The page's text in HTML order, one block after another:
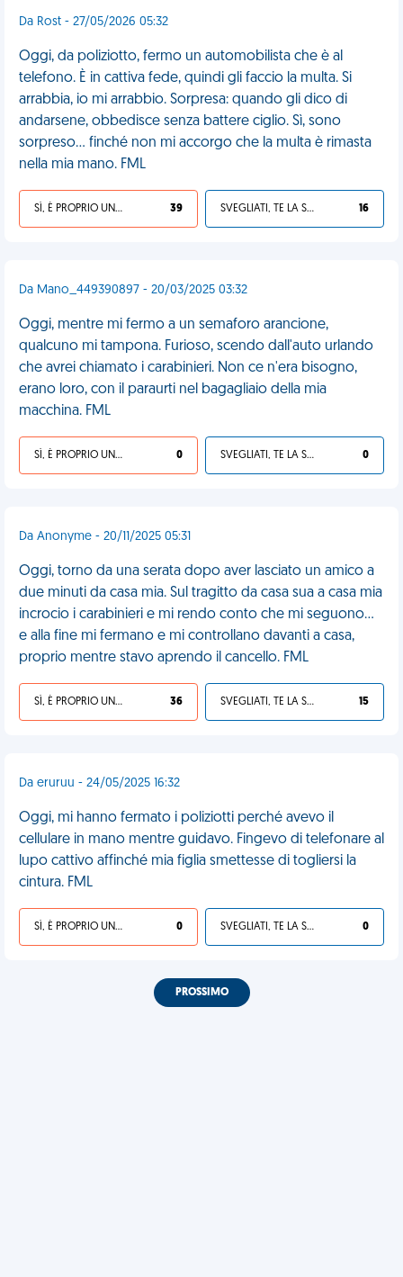
Da Rost - 27/05/2026 05:32
Oggi, da poliziotto, fermo un automobilista che è al
telefono. È in cattiva fede, quindi gli faccio la multa. Si
arrabbia, io mi arrabbio. Sorpresa: quando gli dico di
andarsene, obbedisce senza battere ciglio. Sì, sono
sorpreso… finché non mi accorgo che la multa è rimasta
nella mia mano. FML
SÌ, È PROPRIO UNA VDM! 39 SVEGLIATI, TE LA SEI CERCATA! 16
Da Mano_449390897 - 20/03/2025 03:32
Oggi, mentre mi fermo a un semaforo arancione,
qualcuno mi tampona. Furioso, scendo dall'auto urlando
che avrei chiamato i carabinieri. Non ce n'era bisogno,
erano loro, con il paraurti nel bagagliaio della mia
macchina. FML
SÌ, È PROPRIO UNA VDM! 0 SVEGLIATI, TE LA SEI CERCATA! 0
Da Anonyme - 20/11/2025 05:31
Oggi, torno da una serata dopo aver lasciato un amico a
due minuti da casa mia. Sul tragitto da casa sua a casa mia
incrocio i carabinieri e mi rendo conto che mi seguono…
e alla fine mi fermano e mi controllano davanti a casa,
proprio mentre stavo aprendo il cancello. FML
SÌ, È PROPRIO UNA VDM! 36 SVEGLIATI, TE LA SEI CERCATA! 15
Da eruruu - 24/05/2025 16:32
Oggi, mi hanno fermato i poliziotti perché avevo il
cellulare in mano mentre guidavo. Fingevo di telefonare al
lupo cattivo affinché mia figlia smettesse di togliersi la
cintura. FML
SÌ, È PROPRIO UNA VDM! 0 SVEGLIATI, TE LA SEI CERCATA! 0
PROSSIMO